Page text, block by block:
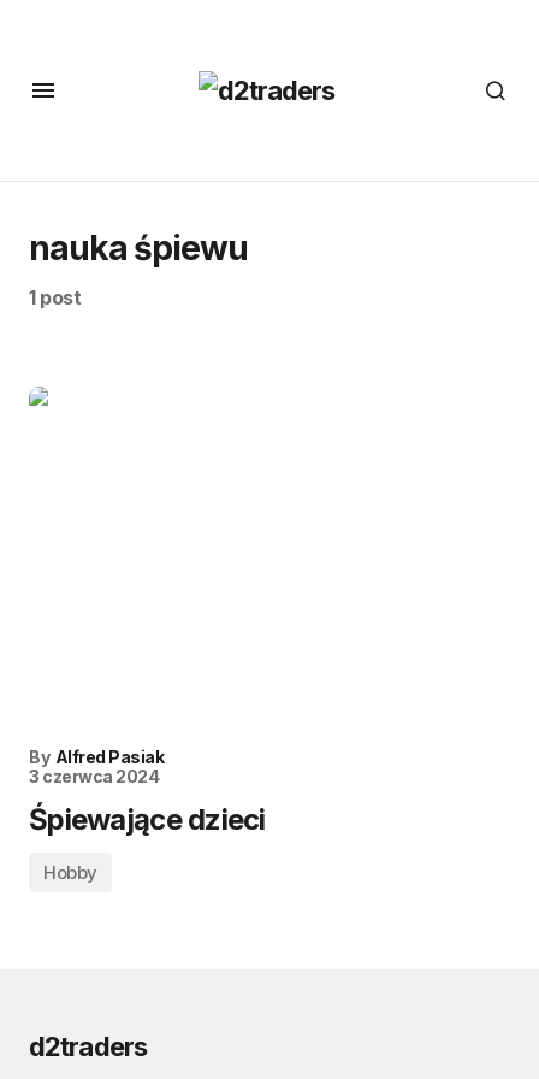
nauka śpiewu
1 post
By Alfred Pasiak
3 czerwca 2024
Śpiewające dzieci
Hobby
d2traders